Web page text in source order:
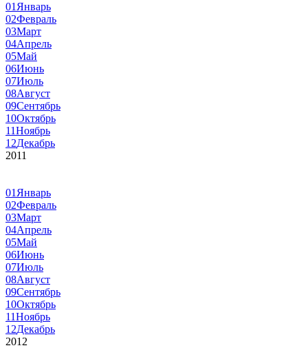
01 Январь
02Февраль
03Март
04Апрель
05Май
06Июнь
07Июль
08Август
09Сентябрь
10Октябрь
11Ноябрь
12Декабрь
2011
01 Январь
02Февраль
03Март
04Апрель
05Май
06Июнь
07Июль
08Август
09Сентябрь
10Октябрь
11Ноябрь
12Декабрь
2012